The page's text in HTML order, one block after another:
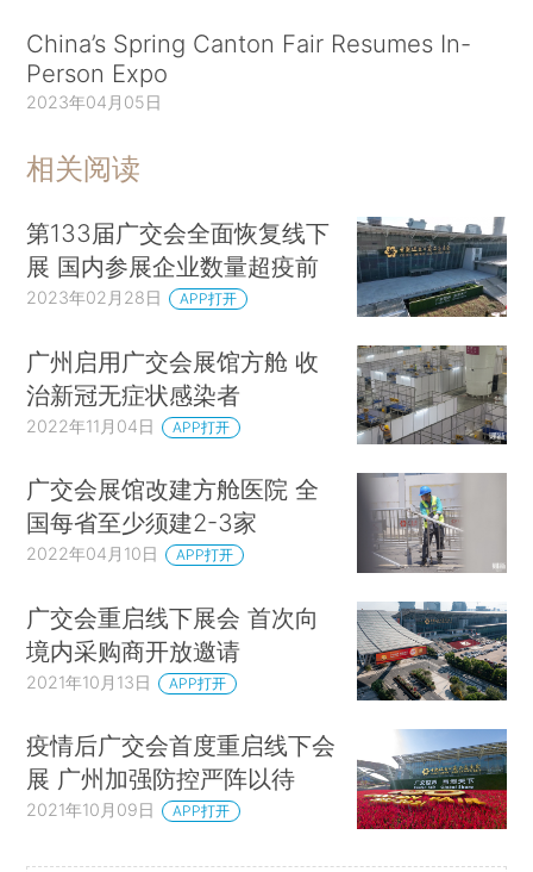
China’s Spring Canton Fair Resumes In-
Person Expo
2023年04月05日
相关阅读
第133届广交会全面恢复线下
展 国内参展企业数量超疫前
2023年02月28日 APP打开
广州启用广交会展馆方舱 收
治新冠无症状感染者
2022年11月04日 APP打开
广交会展馆改建方舱医院 全
国每省至少须建2-3家
2022年04月10日 APP打开
广交会重启线下展会 首次向
境内采购商开放邀请
2021年10月13日 APP打开
疫情后广交会首度重启线下会
展 广州加强防控严阵以待
2021年10月09日 APP打开